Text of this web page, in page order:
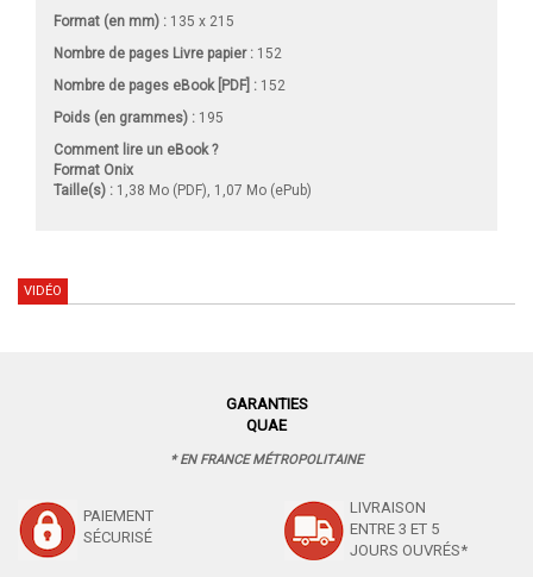
Format (en mm) : 135 x 215
Nombre de pages Livre papier: 152
Nombre de pages eBook [PDF] : 152
Poids (en grammes) : 195
Comment lire un eBook ?
Format Onix
Taille(s) : 1,38 Mo (PDF), 1,07 Mo (ePub)
VIDÉO
GARANTIES
QUAE
* EN FRANCE MÉTROPOLITAINE
PAIEMENT
SÉCURISÉ
LIVRAISON
ENTRE 3 ET 5
JOURS OUVRÉS*